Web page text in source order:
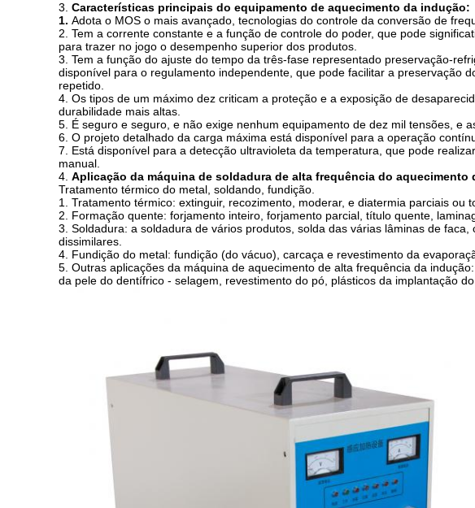
3. Características principais do equipamento de aquecimento da indução:
1. Adota o MOS o mais avançado, tecnologias do controle da conversão de
2. Tem a corrente constante e a função de controle do poder, que pode
para trazer no jogo o desempenho superior dos produtos.
3. Tem a função do ajuste do tempo da três-fase representado preservação-
disponível para o regulamento independente, que pode facilitar a preservação
repetido.
4. Os tipos de um máximo dez criticam a proteção e a exposição de
durabilidade mais altas.
5. É seguro e seguro, e não exige nenhum equipamento de dez mil tensões, e
6. O projeto detalhado da carga máxima está disponível para a operação
7. Está disponível para a detecção ultravioleta da temperatura, que pode
manual.
4. Aplicação da máquina de soldadura de alta frequência do aquecimento
Tratamento térmico do metal, soldando, fundição.
1. Tratamento térmico: extinguir, recozimento, moderar, e diatermia parciais ou
2. Formação quente: forjamento inteiro, forjamento parcial, título quente,
3. Soldadura: a soldadura de vários produtos, solda das várias lâminas de
dissimilares.
4. Fundição do metal: fundição (do vácuo), carcaça e revestimento da
5. Outras aplicações da máquina de aquecimento de alta frequência da
da pele do dentífrico - selagem, revestimento do pó, plásticos da implantação do